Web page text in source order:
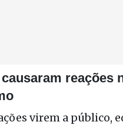
reações
virem a público,